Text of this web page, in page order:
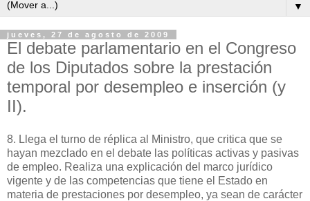
▼
jueves, 27 de agosto de 2009
El debate parlamentario en el Congreso
de los Diputados sobre la prestación
temporal por desempleo e inserción (y
II).
8. Llega el turno de réplica al Ministro, que critica que se
hayan mezclado en el debate las políticas activas y pasivas
de empleo. Realiza una explicación del marco jurídico
vigente y de las competencias que tiene el Estado en
materia de prestaciones por desempleo, ya sean de carácter